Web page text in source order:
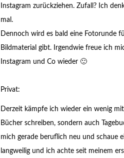
Instagram zurückziehen. Zufall? Ich
mal.
Dennoch wird es bald eine Fotorunde
Bildmaterial gibt. Irgendwie freue ich
Instagram und Co wieder 🙂
Privat:
Derzeit kämpfe ich wieder ein wenig
Bücher schreiben, sondern auch
mich gerade beruflich neu und schaue
langweilig und ich achte seit meinem